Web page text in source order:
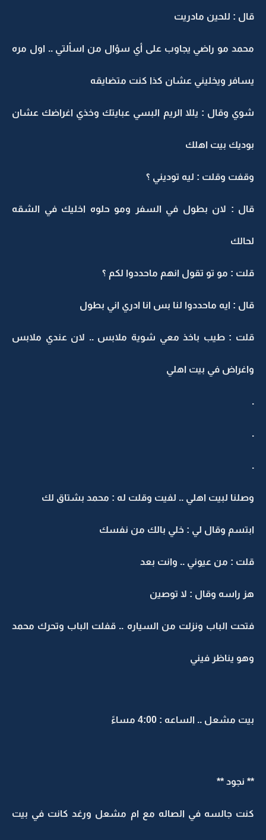
قال : للحين مادريت
محمد مو راضي يجاوب على أي سؤال من اسألتي .. اول مره
يسافر ويخليني عشان كذا كنت متضايقه
شوي وقال : يللا الريم البسي عبايتك وخذي اغراضك عشان
بوديك بيت اهلك
وقفت وقلت : ليه توديني ؟
قال : لان بطول في السفر ومو حلوه اخليك في الشقه
لحالك
قلت : مو تو تقول انهم ماحددوا لكم ؟
قال : ايه ماحددوا لنا بس انا ادري اني بطول
قلت : طيب باخذ معي شوية ملابس .. لان عندي ملابس
واغراض في بيت اهلي
.
.
.
وصلنا لبيت اهلي .. لفيت وقلت له : محمد بشتاق لك
ابتسم وقال لي : خلي بالك من نفسك
قلت : من عيوني .. وانت بعد
هز راسه وقال : لا توصين
فتحت الباب ونزلت من السياره .. قفلت الباب وتحرك محمد
وهو يناظر فيني
بيت مشعل .. الساعه : 4:00 مساءً
** نجود **
كنت جالسه في الصاله مع ام مشعل ورغد كانت في بيت